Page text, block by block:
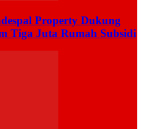
Property Dukung
Tiga Juta Rumah Subsidi